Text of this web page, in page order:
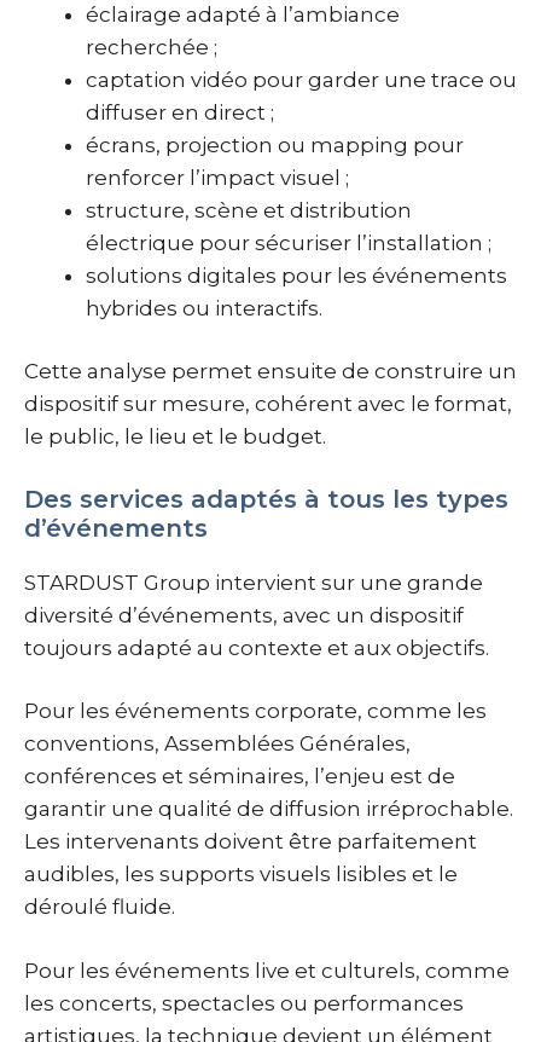
éclairage adapté à l’ambiance
recherchée ;
captation vidéo pour garder une trace ou
diffuser en direct ;
écrans, projection ou mapping pour
renforcer l’impact visuel ;
structure, scène et distribution
électrique pour sécuriser l’installation ;
solutions digitales pour les événements
hybrides ou interactifs.
Cette analyse permet ensuite de construire un
dispositif sur mesure, cohérent avec le format,
le public, le lieu et le budget.
Des services adaptés à tous les types
d’événements
STARDUST Group intervient sur une grande
diversité d’événements, avec un dispositif
toujours adapté au contexte et aux objectifs.
Pour les événements corporate, comme les
conventions, Assemblées Générales,
conférences et séminaires, l’enjeu est de
garantir une qualité de diffusion irréprochable.
Les intervenants doivent être parfaitement
audibles, les supports visuels lisibles et le
déroulé fluide.
Pour les événements live et culturels, comme
les concerts, spectacles ou performances
artistiques, la technique devient un élément